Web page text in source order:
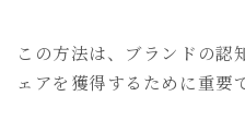
この方法は、ブランドの認
ェアを獲得するために重要